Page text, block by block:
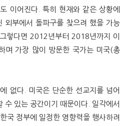
이어진다. 특히 현재와 같은 상황에
외부에서 돌파구를 찾으려 했을 가능
렇다면 2012년부터 2018년까지 이
며 가장 많이 방문한 국가는 미국(총
없다. 미국은 단순한 선교지를 넘어
수 있는 공간이기 때문이다. 일각에서
국 정부에 일정한 영향력을 행사하려